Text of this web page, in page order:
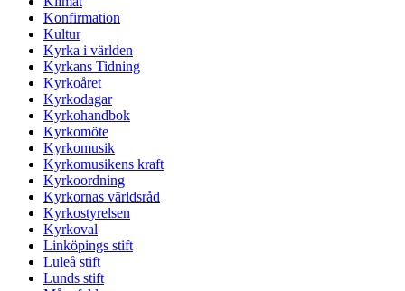
Konfirmation
Kultur
Kyrka i världen
Kyrkans Tidning
Kyrkoåret
Kyrkodagar
Kyrkohandbok
Kyrkomöte
Kyrkomusik
Kyrkomusikens kraft
Kyrkoordning
Kyrkornas världsråd
Kyrkostyrelsen
Kyrkoval
Linköpings stift
Luleå stift
Lunds stift